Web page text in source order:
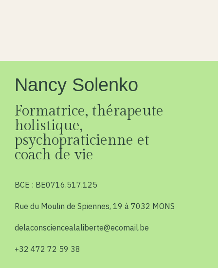
Nancy Solenko
Formatrice, thérapeute
holistique,
psychopraticienne et
coach de vie
BCE : BE0716.517.125
Rue du Moulin de Spiennes, 19 à 7032 MONS
delaconsciencealaliberte@ecomail.be
+32 472 72 59 38